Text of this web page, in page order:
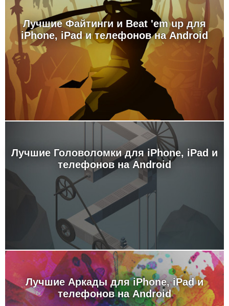
Лучшие Файтинги и Beat 'em up для
iPhone, iPad и телефонов на Android
Лучшие Головоломки для iPhone, iPad и
телефонов на Android
Лучшие Аркады для iPhone, iPad и
телефонов на Android